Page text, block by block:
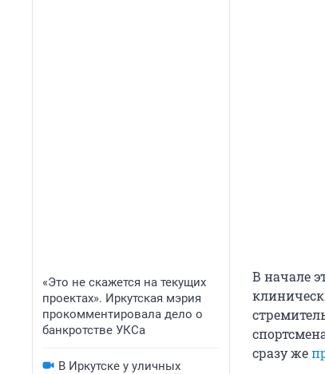
«Это не скажется на текущих
проектах». Иркутская мэрия
прокомментировала дело о
банкротстве УКСа
В Иркутске у уличных
В начале
сразу же